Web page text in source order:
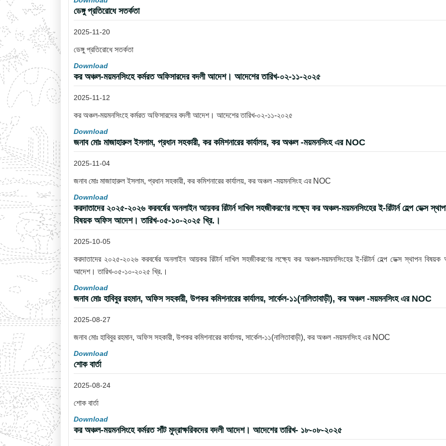
ডেঙ্গু প্রতিরোধে সতর্কতা
2025-11-20
ডেঙ্গু প্রতিরোধে সতর্কতা
Download
কর অঞ্চল-ময়মনসিংহে কর্মরত অফিসারদের বদলী আদেশ। আদেশের তারিখ-০২-১১-২০২৫
2025-11-12
কর অঞ্চল-ময়মনসিংহে কর্মরত অফিসারদের বদলী আদেশ। আদেশের তারিখ-০২-১১-২০২৫
Download
জনাব মোঃ মাজাহারুল ইসলাম, প্রধান সহকারী, কর কমিশনারের কার্যালয়, কর অঞ্চল -ময়মনসিংহ এর NOC
2025-11-04
জনাব মোঃ মাজাহারুল ইসলাম, প্রধান সহকারী, কর কমিশনারের কার্যালয়, কর অঞ্চল -ময়মনসিংহ এর NOC
Download
করদাতাদের ২০২৫-২০২৬ করবর্ষের অনলাইন আয়কর রিটার্ন দাখিল সহজীকরণের লক্ষ্যে কর অঞ্চল-ময়মনসিংহের ই-রিটার্ন হেল্প ডেক্স
বিষয়ক অফিস আদেশ। তারিখ-০৫-১০-২০২৫ খ্রি.।
2025-10-05
করদাতাদের ২০২৫-২০২৬ করবর্ষের অনলাইন আয়কর রিটার্ন দাখিল সহজীকরণের লক্ষ্যে কর অঞ্চল-ময়মনসিংহের ই-রিটার্ন হেল্প ডেক্স স্থাপন
আদেশ। তারিখ-০৫-১০-২০২৫ খ্রি.।
Download
জনাব মোঃ হাবিবুর রহমান, অফিস সহকারী, উপকর কমিশনারের কার্যালয়, সার্কেল-১১(নালিতাবাড়ী), কর অঞ্চল -ময়মনসিংহ এর NOC
2025-08-27
জনাব মোঃ হাবিবুর রহমান, অফিস সহকারী, উপকর কমিশনারের কার্যালয়, সার্কেল-১১(নালিতাবাড়ী), কর অঞ্চল -ময়মনসিংহ এর NOC
Download
শোক বার্তা
2025-08-24
শোক বার্তা
Download
কর অঞ্চল-ময়মনসিংহে কর্মরত সাঁট মুদ্রাক্ষরিকদের বদলী আদেশ। আদেশের তারিখ- ১৮-০৮-২০২৫